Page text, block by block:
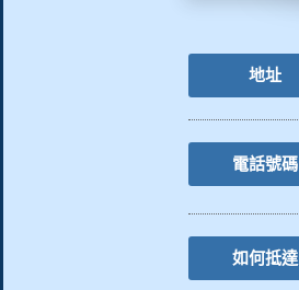
地址
電話號碼
如何抵達